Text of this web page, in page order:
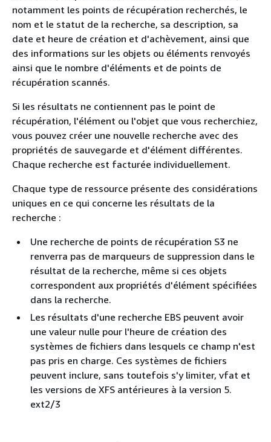
notamment les points de récupération recherchés, le
nom et le statut de la recherche, sa description, sa
date et heure de création et d'achèvement, ainsi que
des informations sur les objets ou éléments renvoyés
ainsi que le nombre d'éléments et de points de
récupération scannés.
Si les résultats ne contiennent pas le point de
récupération, l'élément ou l'objet que vous recherchiez,
vous pouvez créer une nouvelle recherche avec des
propriétés de sauvegarde et d'élément différentes.
Chaque recherche est facturée individuellement.
Chaque type de ressource présente des considérations
uniques en ce qui concerne les résultats de la
recherche :
Une recherche de points de récupération S3 ne
renverra pas de marqueurs de suppression dans le
résultat de la recherche, même si ces objets
correspondent aux propriétés d'élément spécifiées
dans la recherche.
Les résultats d'une recherche EBS peuvent avoir
une valeur nulle pour l'heure de création des
systèmes de fichiers dans lesquels ce champ n'est
pas pris en charge. Ces systèmes de fichiers
peuvent inclure, sans toutefois s'y limiter, vfat et
les versions de XFS antérieures à la version 5.
ext2/3